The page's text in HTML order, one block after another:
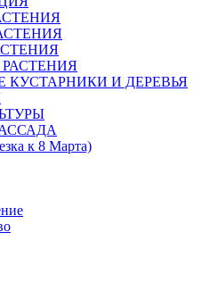
КУСТАРНИКИ И ДЕРЕВЬЯ
к 8 Марта)